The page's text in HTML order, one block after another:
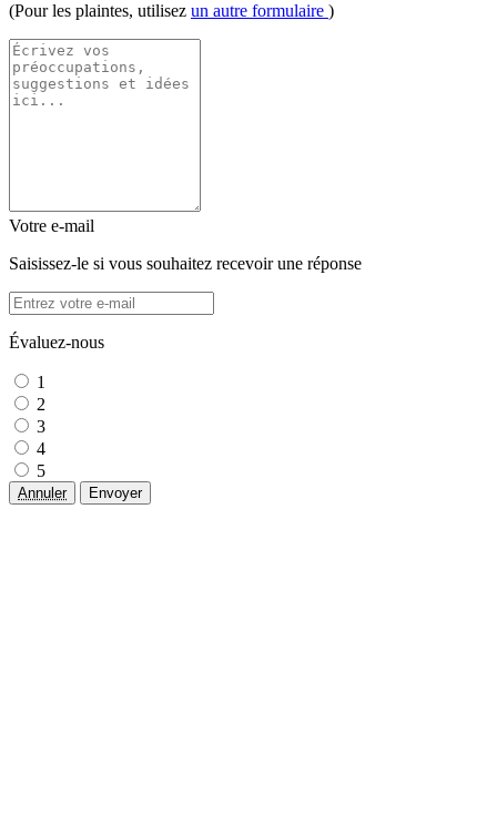
(Pour les plaintes, utilisez un autre formulaire )
Votre e-mail
Saisissez-le si vous souhaitez recevoir une réponse
Évaluez-nous
1
2
3
4
5
Annuler Envoyer